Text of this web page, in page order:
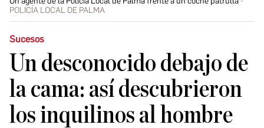
POLICÍA LOCAL DE PALMA
Sucesos
Un desconocido debajo de
la cama: así descubrieron
los inquilinos al hombre